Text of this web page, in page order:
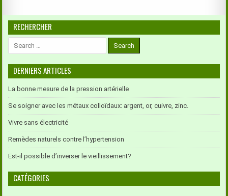
RECHERCHER
DERNIERS ARTICLES
La bonne mesure de la pression artérielle
Se soigner avec les métaux colloïdaux: argent, or, cuivre, zinc.
Vivre sans électricité
Remèdes naturels contre l’hypertension
Est-il possible d’inverser le vieillissement?
CATÉGORIES